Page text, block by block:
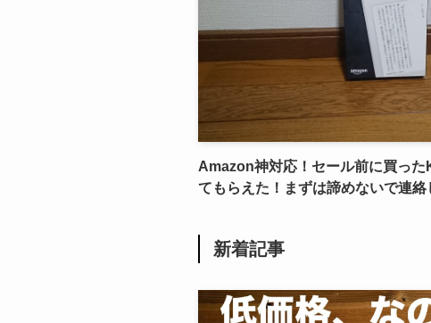
Amazon神対応！セール前に買っ
てもらえた！まずは諦めないで連絡
新着記事